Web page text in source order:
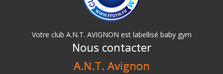
Votre club A.N.T. AVIGNON est labellisé baby gym
Nous contacter
A.N.T. Avignon